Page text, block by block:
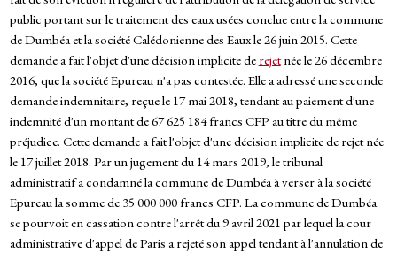
public portant sur le traitement des eaux usées conclue entre la commune
de Dumbéa et la société Calédonienne des Eaux le 26 juin 2015. Cette
demande a fait l'objet d'une décision implicite de rejetnée le 26 décembre
2016, que la société Epureau n'a pas contestée. Elle a adressé une seconde
demande indemnitaire, reçue le 17 mai 2018, tendant au paiement d'une
indemnité d'un montant de 67 625 184 francs CFP au titre du même
préjudice. Cette demande a fait l'objet d'une décision implicite de rejet née
le 17 juillet 2018. Par un jugement du 14 mars 2019, le tribunal
administratif a condamné la commune de Dumbéa à verser à la société
Epureau la somme de 35 000 000 francs CFP. La commune de Dumbéa
se pourvoit en cassation contre l'arrêt du 9 avril 2021 par lequel la cour
administrative d'appel de Paris a rejeté son appel tendant à l'annulation de